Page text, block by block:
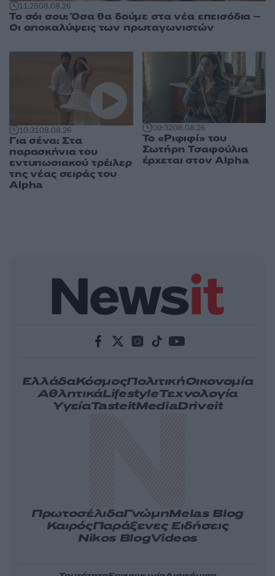
11:2508.08.26
Το σόι σου: Όσα θα δούμε στα νέα επεισόδια –
Οι αποκαλύψεις των πρωταγωνιστών
10:3108.08.26
Για σένα: Στα
παρασκήνια του
εντυπωσιακού τρέιλερ
της νέας σειράς του
Alpha
09:3208.08.26
Το «Ριφιφί» του
Σωτήρη Τσαφούλια
έρχεται στον Alpha
ΕλλάδαΚόσμοςΠολιτικήΟικονομία
ΑθλητικάLifestyleΤεχνολογία
ΥγείαTasteitMediaDriveit
ΠρωτοσέλιδαΓνώμηMelas Blog
ΚαιρόςΠαράξενες Ειδήσεις
Nikos BlogVideos